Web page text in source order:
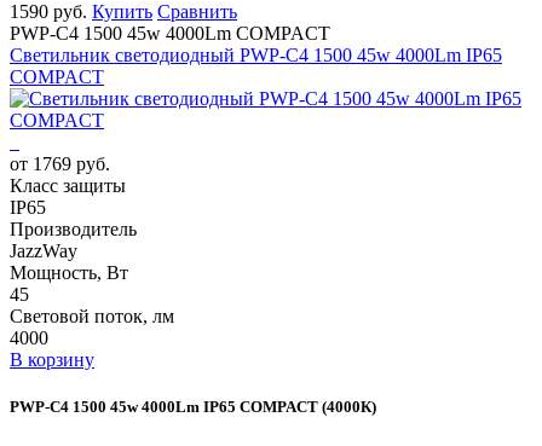
1590 руб. Купить Сравнить
PWP-С4 1500 45w 4000Lm COMPACT
Светильник светодиодный PWP-С4 1500 45w 4000Lm IP65
COMPACT
от 1769 руб.
Класс защиты
IP65
Производитель
JazzWay
Мощность, Вт
45
Световой поток, лм
4000
В корзину
PWP-С4 1500 45w 4000Lm IP65 COMPACT (4000К)